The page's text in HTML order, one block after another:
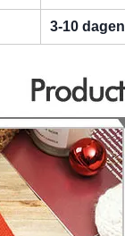
3-10 dagen